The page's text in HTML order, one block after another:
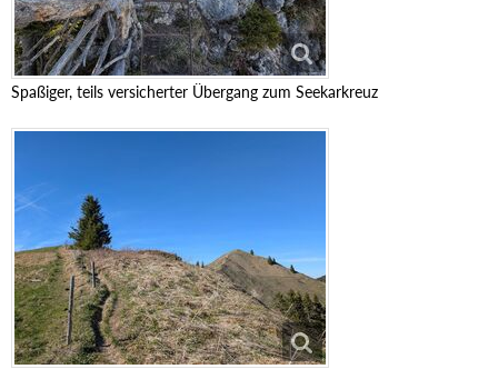
Spaßiger, teils versicherter Übergang zum Seekarkreuz